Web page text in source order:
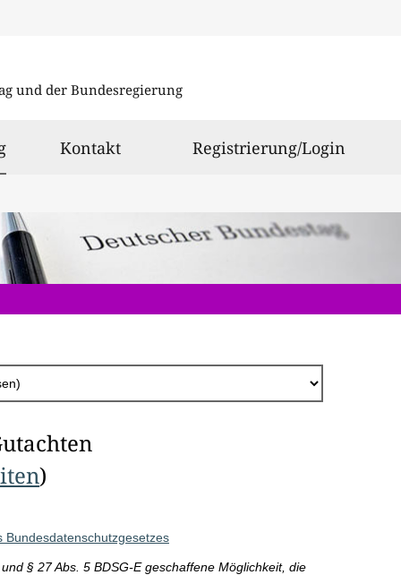
und der Bundesregierung
ausgewählt
Kontakt Registrierung/Login
)
Bundesdatenschutzgesetzes
§ 27 Abs. 5 BDSG-E geschaffene Möglichkeit, die